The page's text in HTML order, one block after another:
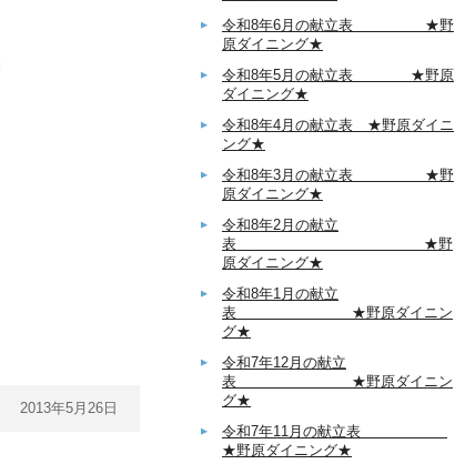
2013年5月26日
令和8年6月の献立表 ★野
原ダイニング★
令和8年5月の献立表 ★野原
ダイニング★
令和8年4月の献立表 ★野原ダイニ
ング★
令和8年3月の献立表 ★野
原ダイニング★
令和8年2月の献立
表 ★野
原ダイニング★
令和8年1月の献立
表 ★野原ダイニン
グ★
令和7年12月の献立
表 ★野原ダイニン
グ★
令和7年11月の献立表
★野原ダイニング★